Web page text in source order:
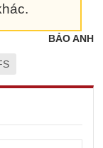
BẢO ANH